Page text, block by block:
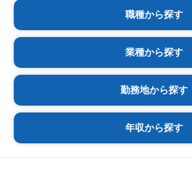
職種から探す
業種から探す
勤務地から探す
年収から探す